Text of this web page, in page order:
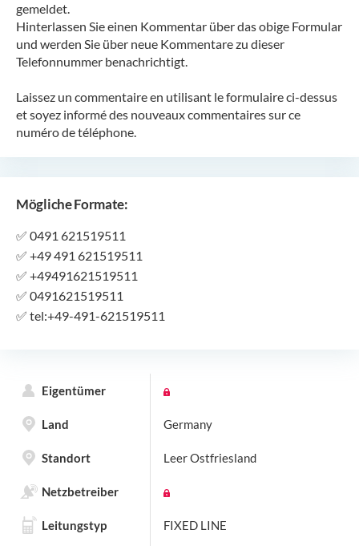
gemeldet.
Hinterlassen Sie einen Kommentar über das obige Formular
und werden Sie über neue Kommentare zu dieser
Telefonnummer benachrichtigt.
Laissez un commentaire en utilisant le formulaire ci-dessus
et soyez informé des nouveaux commentaires sur ce
numéro de téléphone.
Mögliche Formate:
✅ 0491 621519511
✅ +49 491 621519511
✅ +49491621519511
✅ 0491621519511
✅ tel:+49-491-621519511
Eigentümer
Land Germany
Standort Leer Ostfriesland
Netzbetreiber
Leitungstyp FIXED LINE